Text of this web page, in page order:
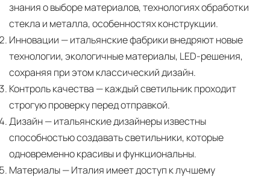
Распаковка и расстановка— специалисты
распаковывают товар и устанавливают его в
указанное место
Вывоз упаковочного материала
— полная
очистка помещения от тары и упаковки
Гарантийная проверка— осмотр товара на
предмет повреждений и дефектов при
доставке
Сроки доставки Стандартная доставка по
знания о выборе материалов, технологиях обработки
стекла и металла, особенностях конструкции.
Инновации — итальянские фабрики внедряют новые
технологии, экологичные материалы, LED-решения,
сохраняя при этом классический дизайн.
Контроль качества — каждый светильник проходит
строгую проверку перед отправкой.
Дизайн— итальянские дизайнеры известны
способностью создавать светильники, которые
одновременно красивы и функциональны.
Материалы— Италия имеет доступ к лучшему